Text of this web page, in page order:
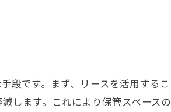
段です。まず、リースを活用する
します。これにより保管スペース